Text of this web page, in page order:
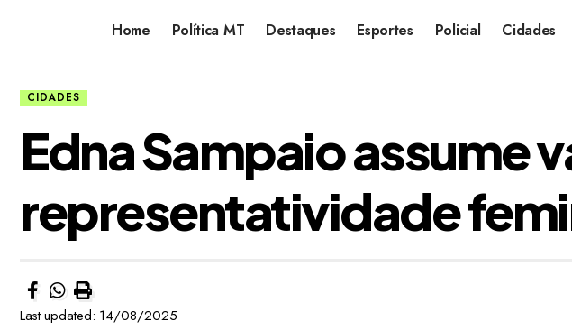
Home Política MT Destaques Esportes Policial Cidades
CIDADES
Edna Sampaio assume
representatividade
Last updated: 14/08/2025